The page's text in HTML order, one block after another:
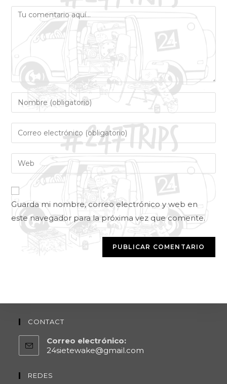
Guarda mi nombre, correo electrónico y web en
este navegador para la próxima vez que comente.
CONTACT
Correo electrónico:
24sietewake@gmail.com
REDES